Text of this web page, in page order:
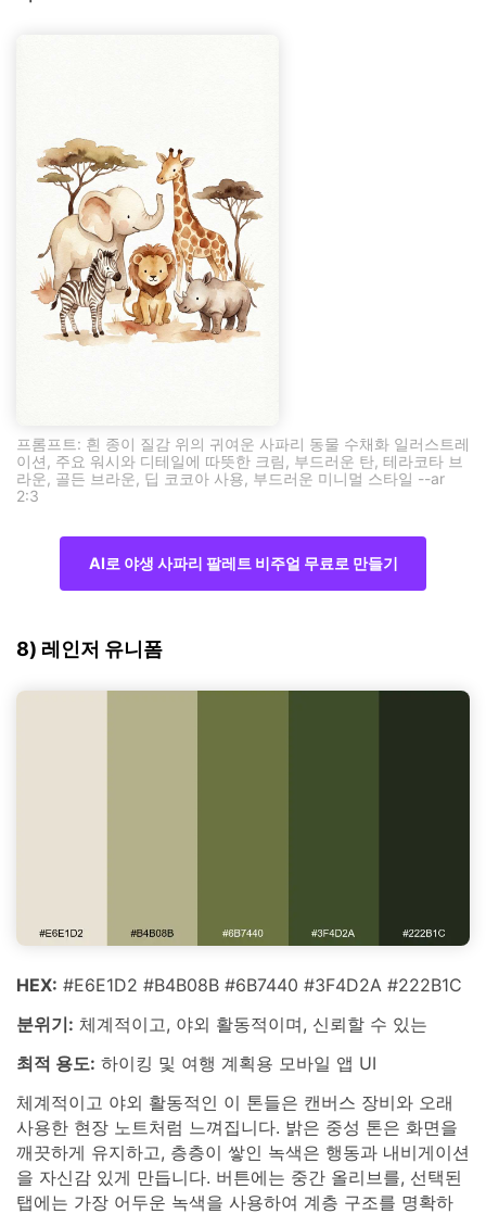
프롬프트: 흰 종이 질감 위의 귀여운 사파리 동물 수채화 일러스트레
이션, 주요 워시와 디테일에 따뜻한 크림, 부드러운 탄, 테라코타 브
라운, 골든 브라운, 딥 코코아 사용, 부드러운 미니멀 스타일 --ar
2:3
AI로 야생 사파리 팔레트 비주얼 무료로 만들기
8) 레인저 유니폼
HEX: #E6E1D2 #B4B08B #6B7440 #3F4D2A #222B1C
분위기: 체계적이고, 야외 활동적이며, 신뢰할 수 있는
최적 용도: 하이킹 및 여행 계획용 모바일 앱 UI
체계적이고 야외 활동적인 이 톤들은 캔버스 장비와 오래
사용한 현장 노트처럼 느껴집니다. 밝은 중성 톤은 화면을
깨끗하게 유지하고, 층층이 쌓인 녹색은 행동과 내비게이션
을 자신감 있게 만듭니다. 버튼에는 중간 올리브를, 선택된
탭에는 가장 어두운 녹색을 사용하여 계층 구조를 명확하